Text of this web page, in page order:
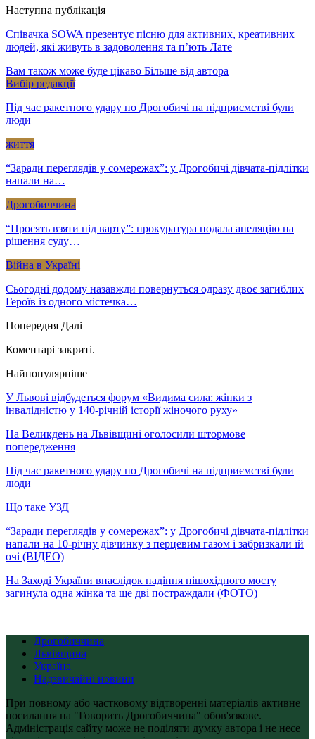
Наступна публікація
Співачка SOWA презентує пісню для активних, креативних
людей, які живуть в задоволення та п’ють Лате
Вам також може буде цікаво Більше від автора
Вибір редакції
Під час ракетного удару по Дрогобичі на підприємстві були
люди
життя
“Заради переглядів у сомережах”: у Дрогобичі дівчата-підлітки
напали на…
Дрогобиччина
“Просять взяти під варту”: прокуратура подала апеляцію на
рішення суду…
Війна в Україні
Сьогодні додому назавжди повернуться одразу двоє загиблих
Героїв із одного містечка…
Попередня Далі
Коментарі закриті.
Найпопулярніше
У Львові відбудеться форум «Видима сила: жінки з
інвалідністю у 140-річній історії жіночого руху»
На Великдень на Львівщині оголосили штормове
попередження
Під час ракетного удару по Дрогобичі на підприємстві були
люди
Що таке УЗД
“Заради переглядів у сомережах”: у Дрогобичі дівчата-підлітки
напали на 10-річну дівчинку з перцевим газом і забризкали їй
очі (ВІДЕО)
На Заході України внаслідок падіння пішохідного мосту
загинула одна жінка та ще дві постраждали (ФОТО)
Дрогобиччина
Львівщина
Україна
Надзвичайні новини
При повному або частковому відтворенні матеріалів активне
посилання на "Говорить Дрогобиччина" обов'язкове.
Адміністрація сайту може не поділяти думку автора і не несе